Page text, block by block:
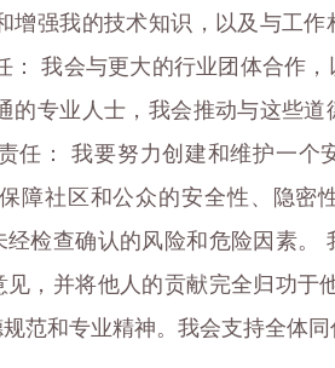
增强我的技术知识，以及与工
： 我会与更大的行业团体合作，
的专业人士，我会推动与这些
任： 我要努力创建和维护一个
障社区和公众的安全性、隐密
检查确认的风险和危险因素。
，并将他人的贡献完全归功于
范和专业精神。我会支持全体同